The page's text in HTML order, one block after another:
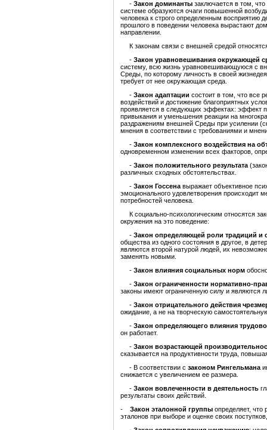
- Закон доминанты заключается в том,
системе образуются очаги повышенной
человека к строго определенным
прошлого в поведении человека вырастают
направлении.
К законам связи с внешней средой
- Закон уравновешивания окружающей
систему, всю жизнь уравновешивающуюся с
Среды, по которому личность в своей
требует от нее окружающая среда.
- Закон адаптации состоит в том, что все
воздействий и достижение благоприятных
проявляется в следующих эффектах: эффект
привыкания и уменьшения реакции на
раздражениям внешней Среды при усилении
мнения в соответствии с требованиями и
- Закон комплексного воздействия на
одновременном изменении всех факторов,
- Закон положительного результата
различных сходных обстоятельствах.
- Закон Госсена выражает объективное
эмоционального удовлетворения происходит
потребностей человека.
К социально-психологическим относятся
окружения на это поведение:
- Закон определяющей роли традиций и
общества из одного состояния в другое, в
являются второй натурой людей, их
заменять новыми.
- Закон влияния социальных норм
- Закон ограниченности нормативно-
законы имеют ограниченную силу и являются
- Закон отрицательного действия
ожидание, а не на творческую
- Закон определяющего влияния
он работает.
- Закон возрастающей
сказывается на продуктивности труда,
- В соответствии с законом Рингельмана
снижается с увеличением ее размера.
- Закон вовлеченности в деятельность
результаты своих действий.
- Закон эталонной группы определяет, что
эталонов при выборе и оценке своих